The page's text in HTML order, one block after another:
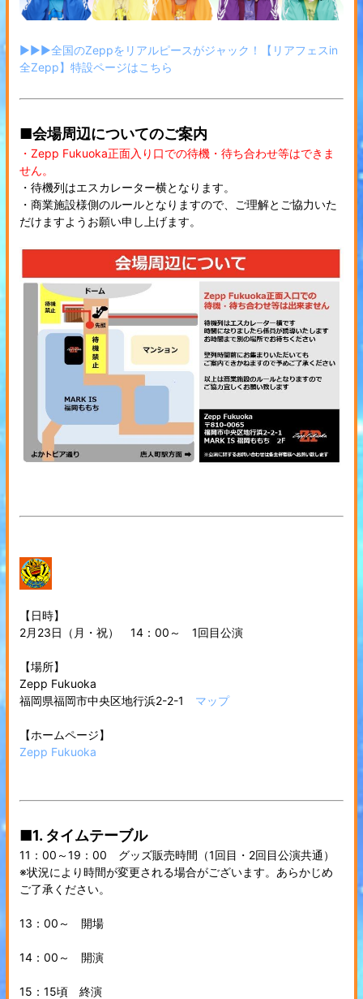
▶▶▶全国のZeppをリアルピースがジャック！【リアフェスin
全Zepp】特設ページはこちら
■会場周辺についてのご案内
・Zepp Fukuoka正面入り口での待機・待ち合わせ等はできま
せん。
・待機列はエスカレーター横となります。
・商業施設様側のルールとなりますので、ご理解とご協力いた
だけますようお願い申し上げます。
【日時】
2月23日（月・祝） 14：00～ 1回目公演
【場所】
Zepp Fukuoka
福岡県福岡市中央区地行浜2-2-1 マップ
【ホームページ】
Zepp Fukuoka
■1. タイムテーブル
11：00～19：00 グッズ販売時間（1回目・2回目公演共通）
※状況により時間が変更される場合がございます。あらかじめ
ご了承ください。
13：00～ 開場
14：00～ 開演
15：15頃 終演